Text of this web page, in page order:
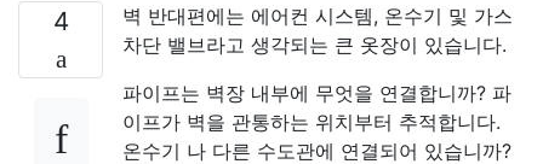
4
벽 반대편에는 에어컨 시스템, 온수기 및 가스
차단 밸브라고 생각되는 큰 옷장이 있습니다.
파이프는 벽장 내부에 무엇을 연결합니까? 파
이프가 벽을 관통하는 위치부터 추적합니다.
온수기 나 다른 수도관에 연결되어 있습니까?